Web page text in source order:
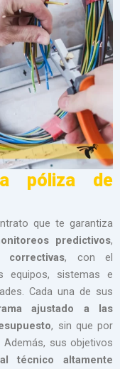
póliza de
que te garantiza
predictivos,
correctivas, con el
equipos, sistemas e
Cada una de sus
ajustado a las
, sin que por
sus objetivos
técnico altamente